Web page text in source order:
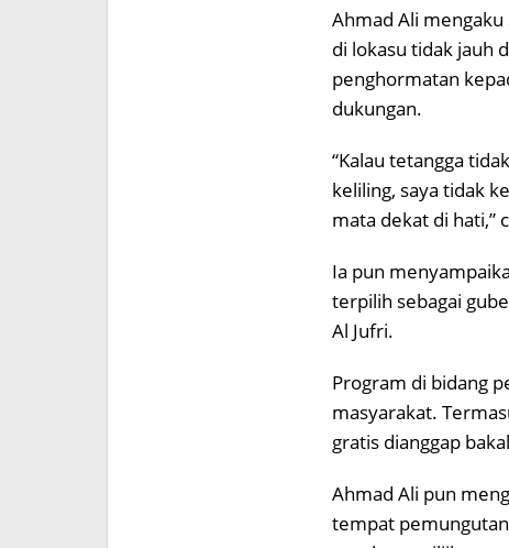
Ahmad Ali
di lokasu tidak jauh
penghormatan
dukungan.
“Kalau tetangga
keliling, saya tidak
mata dekat di hati,”
Ia pun
terpilih sebagai
Al Jufri.
Program di bidang
masyarakat.
gratis dianggap
Ahmad Ali pun
tempat